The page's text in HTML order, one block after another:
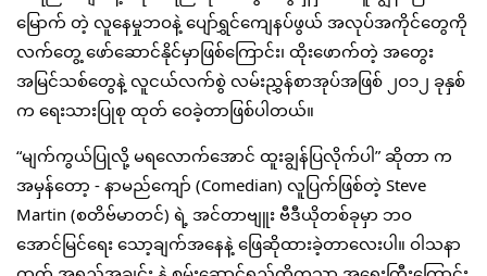
မြောက် တဲ့ လူနေမှုဘဝနဲ့ ပျော်ရွှင်ကျေနပ်ဖွယ် အလုပ်အကိုင်တွေကို
လက်တွေ့ ဖော်ဆောင်နိုင်မှာဖြစ်ကြောင်း၊ ထိုးဖောက်တဲ့ အတွေး
အမြင်သစ်တွေနဲ့ လူငယ်လက်စွဲ လမ်းညွှန်စာအုပ်အဖြစ် ၂ဝ၁၂ ခုနှစ်
က ရေးသားပြုစု ထုတ် ဝေခဲ့တာဖြစ်ပါတယ်။
“မျက်ကွယ်ပြုလို့ မရလောက်အောင် ထူးချွန်ပြလိုက်ပါ” ဆိုတာ က
အမှန်တော့ - နာမည်ကျော် (Comedian) လူပြက်ဖြစ်တဲ့ Steve
Martin (စတိဗ်မာတင်) ရဲ့ အင်တာဗျူး ဗီဒီယိုတစ်ခုမှာ ဘဝ
အောင်မြင်ရေး သော့ချက်အနေနဲ့ ဖြေဆိုထားခဲ့တာလေးပါ။ ဝါသနာ